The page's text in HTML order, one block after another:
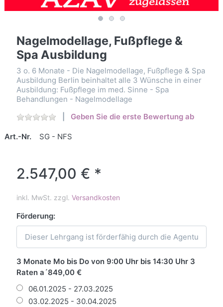
Nagelmodellage, Fußpflege &
Spa Ausbildung
3 o. 6 Monate - Die Nagelmodellage, Fußpflege & Spa
Ausbildung Berlin beinhaltet alle 3 Wünsche in einer
Ausbildung: Fußpflege im med. Sinne - Spa
Behandlungen - Nagelmodellage
Geben Sie die erste Bewertung ab
Art.-Nr. SG - NFS
2.547,00 € *
inkl. MwSt. zzgl. Versandkosten
Förderung:
3 Monate Mo bis Do von 9:00 Uhr bis 14:30 Uhr 3
Raten a´849,00 €
06.01.2025 - 27.03.2025
03.02.2025 - 30.04.2025